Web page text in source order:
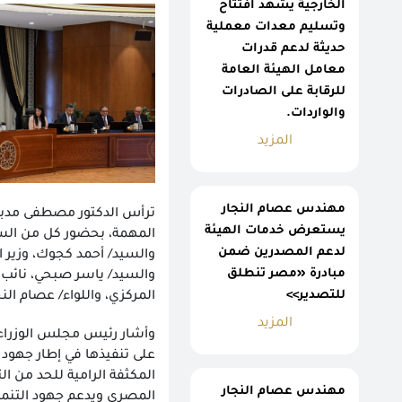
الخارجية يشهد افتتاح
وتسليم معدات معملية
حديثة لدعم قدرات
معامل الهيئة العامة
للرقابة على الصادرات
والواردات.
المزيد
مهندس عصام النجار
يستعرض خدمات الهيئة
لدعم المصدرين ضمن
مبادرة «مصر تنطلق
للتصدير>>
المزيد
مهندس عصام النجار
ترأس الدكتور مصطفى
المهمة، بحضور كل من
والسيد/ أحمد كجوك، وزير
والسيد/ ياسر صبحي، نائب
المركزي، واللواء/ عصام
وأشار رئيس مجلس الوزراء
على تنفيذها في إطار جهود
المكثفة الرامية للحد من
المصري ويدعم جهود